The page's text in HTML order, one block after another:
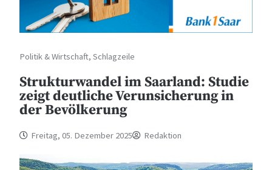
Politik & Wirtschaft,Schlagzeile
Strukturwandel im Saarland: Studie
zeigt deutliche Verunsicherung in
der Bevölkerung
Freitag, 05. Dezember 2025 Redaktion